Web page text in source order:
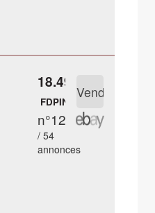
18.49 €
FDPIN
n°12
/ 54
annonces